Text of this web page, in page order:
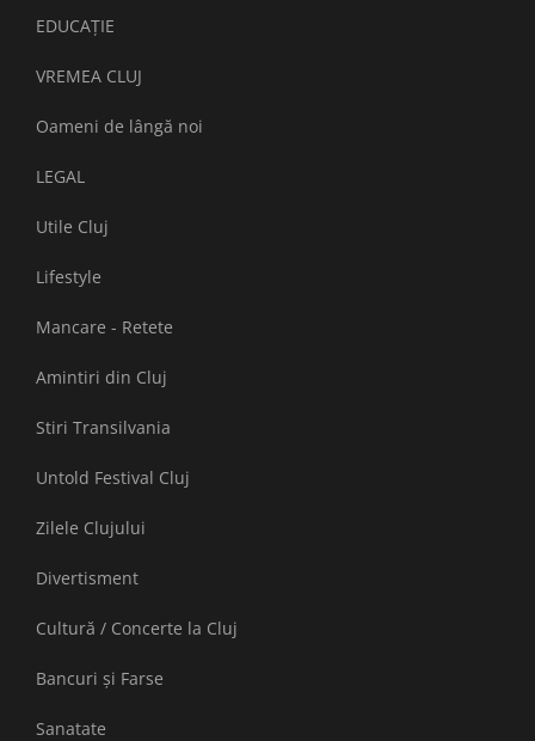
EDUCAȚIE
VREMEA CLUJ
Oameni de lângă noi
LEGAL
Utile Cluj
Lifestyle
Mancare - Retete
Amintiri din Cluj
Stiri Transilvania
Untold Festival Cluj
Zilele Clujului
Divertisment
Cultură / Concerte la Cluj
Bancuri și Farse
Sanatate